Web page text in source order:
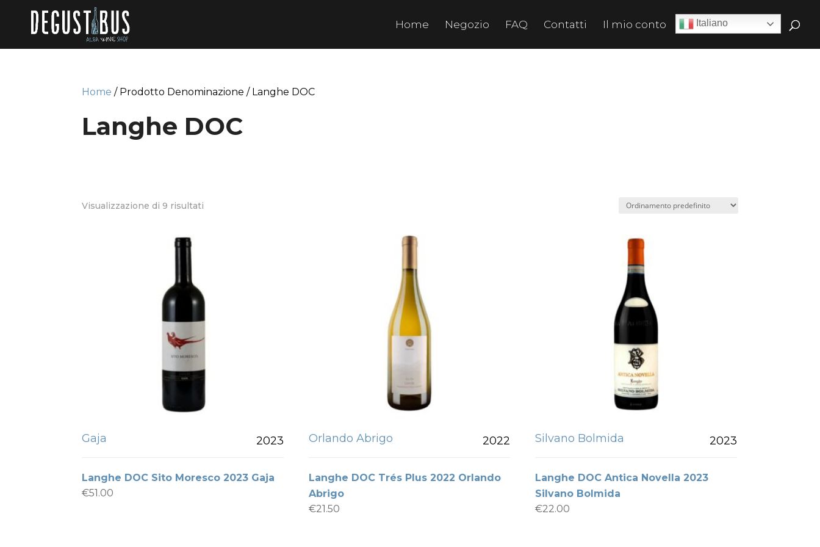
Home Negozio FAQ Contatti Il mio conto
Home / Prodotto Denominazione / Langhe DOC
Langhe DOC
Visualizzazione di 9 risultati
Gaja 2023
Langhe DOC Sito Moresco 2023 Gaja
€51.00
Orlando Abrigo 2022
Langhe DOC Trés Plus 2022 Orlando
Abrigo
€21.50
Silvano Bolmida 2023
Langhe DOC Antica Novella 2023
Silvano Bolmida
€22.00
Italiano